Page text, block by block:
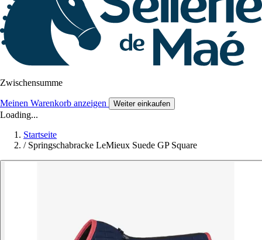
Zwischensumme
Meinen Warenkorb anzeigen Weiter einkaufen
Loading...
Startseite
/ Springschabracke LeMieux Suede GP Square